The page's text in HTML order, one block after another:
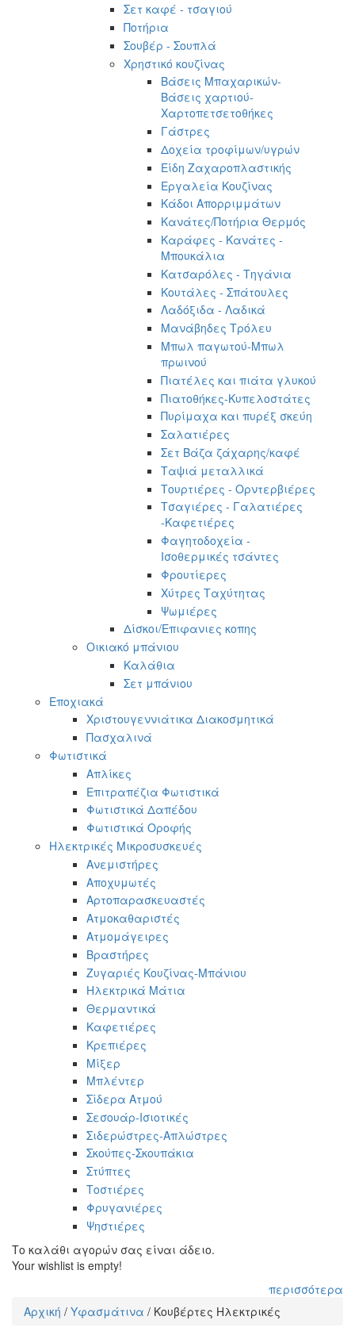
Σετ καφέ - τσαγιού
Ποτήρια
Σουβέρ - Σουπλά
Χρηστικό κουζίνας
Βάσεις Μπαχαρικών-
Βάσεις χαρτιού-
Χαρτοπετσετοθήκες
Γάστρες
Δοχεία τροφίμων/υγρών
Είδη Ζαχαροπλαστικής
Εργαλεία Κουζίνας
Κάδοι Απορριμμάτων
Κανάτες/Ποτήρια Θερμός
Καράφες - Κανάτες -
Μπουκάλια
Κατσαρόλες - Τηγάνια
Κουτάλες - Σπάτουλες
Λαδόξιδα - Λαδικά
Μανάβηδες Τρόλευ
Μπωλ παγωτού-Μπωλ
πρωινού
Πιατέλες και πιάτα γλυκού
Πιατοθήκες-Κυπελοστάτες
Πυρίμαχα και πυρέξ σκεύη
Σαλατιέρες
Σετ Βάζα ζάχαρης/καφέ
Ταψιά μεταλλικά
Τουρτιέρες - Ορντερβιέρες
Τσαγιέρες - Γαλατιέρες
-Καφετιέρες
Φαγητοδοχεία -
Ισοθερμικές τσάντες
Φρουτίερες
Χύτρες Ταχύτητας
Ψωμιέρες
Δίσκοι/Επιφανιες κοπης
Οικιακό μπάνιου
Καλάθια
Σετ μπάνιου
Εποχιακά
Χριστουγεννιάτικα Διακοσμητικά
Πασχαλινά
Φωτιστικά
Απλίκες
Επιτραπέζια Φωτιστικά
Φωτιστικά Δαπέδου
Φωτιστικά Οροφής
Ηλεκτρικές Μικροσυσκευές
Ανεμιστήρες
Αποχυμωτές
Αρτοπαρασκευαστές
Ατμοκαθαριστές
Ατμομάγειρες
Βραστήρες
Ζυγαριές Κουζίνας-Μπάνιου
Ηλεκτρικά Μάτια
Θερμαντικά
Καφετιέρες
Κρεπιέρες
Μίξερ
Μπλέντερ
Σίδερα Ατμού
Σεσουάρ-Ισιοτικές
Σιδερώστρες-Απλώστρες
Σκούπες-Σκουπάκια
Στύπτες
Τοστιέρες
Φρυγανιέρες
Ψηστιέρες
Το καλάθι αγορών σας είναι άδειο.
Your wishlist is empty!
περισσότερα
Είστε εδώ
Αρχική / Υφασμάτινα / Κουβέρτες Ηλεκτρικές